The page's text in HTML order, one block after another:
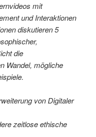
mit
und Interaktionen
diskutieren 5
die
Wandel, mögliche
von Digitaler
zeitlose ethische